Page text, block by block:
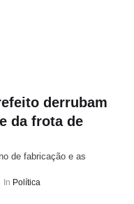
derrubam
da frota de
de fabricação e as
In Política